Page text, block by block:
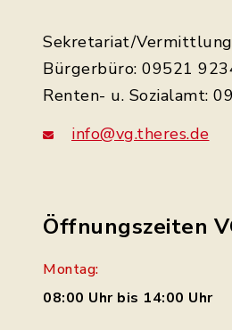
Sekretariat/
Bürgerbüro: 09521
Renten- u. Sozialamt:
info@vg.theres.de
Öffnungszeiten
Montag:
08:00 Uhr bis 14:00 Uhr